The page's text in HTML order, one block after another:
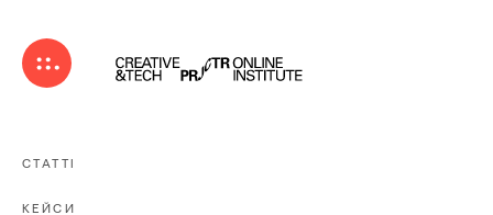
СТАТТІ
КЕЙСИ